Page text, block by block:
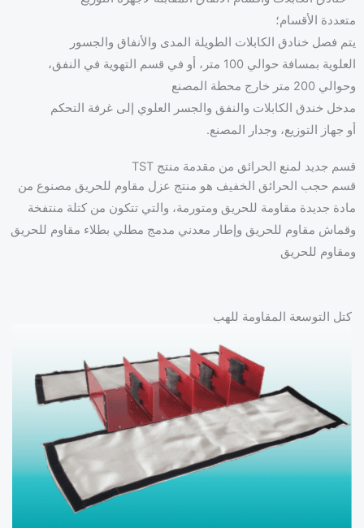
متعددة الأقسام؛
يتم فصل خنادق الكابلات الطويلة المدى والأنفاق والجسور
العلوية بمسافة حوالي 100 متر، أو في قسم التهوية في النفق،
وحوالي 200 متر خارج محطة المصنع
مدخل خندق الكابلات والنفق والجسر العلوي إلى غرفة التحكم
أو جهاز التوزيع، وجدار المصنع.
قسم جديد لمنع الحرائق من مقدمة منتج TST
قسم حجب الحرائق الخفيف هو منتج عزل مقاوم للحريق مصنوع من
مادة جديدة مقاومة للحريق ومتورمة، والتي تتكون من كتلة منتفخة
وقماش مقاوم للحريق وإطار معدني مدمج مطلي بطلاء مقاوم للحريق
ومقاوم للحريق
كتل التوسعة المقاومة للهب